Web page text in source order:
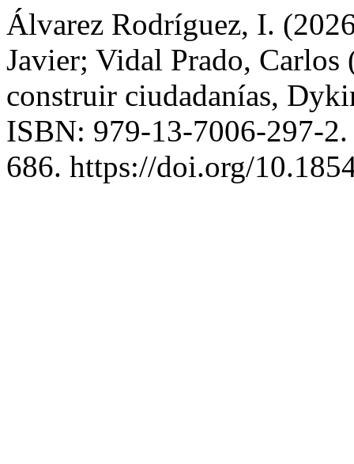
Álvarez Rodríguez, I.
Javier; Vidal Prado,
construir ciudadanías,
ISBN: 979-13-7006-297-
686. https://doi.org/